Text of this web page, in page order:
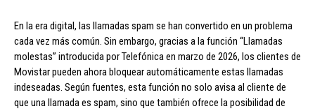
En la era digital, las llamadas spam se han convertido en un problema
cada vez más común. Sin embargo, gracias a la función “Llamadas
molestas” introducida por Telefónica en marzo de 2026, los clientes de
Movistar pueden ahora bloquear automáticamente estas llamadas
indeseadas. Según fuentes, esta función no solo avisa al cliente de
que una llamada es spam, sino que también ofrece la posibilidad de